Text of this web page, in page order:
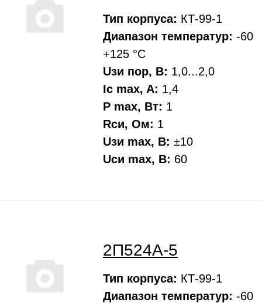
Тип корпуса: КТ-99-1
Диапазон температур: -60
+125 °С
Uзи пор, В: 1,0...2,0
Ic max, A: 1,4
P max, Вт: 1
Rси, Oм: 1
Uзи max, В: ±10
Uси max, В: 60
2П524А-5
Тип корпуса: КТ-99-1
Диапазон температур: -60